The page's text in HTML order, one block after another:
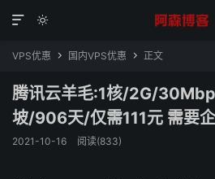


VPS优惠  国内VPS优惠  正文
腾讯云羊毛:1核/2G/
坡/906天/仅需111元 需要
2021-10-16 阅读(833)